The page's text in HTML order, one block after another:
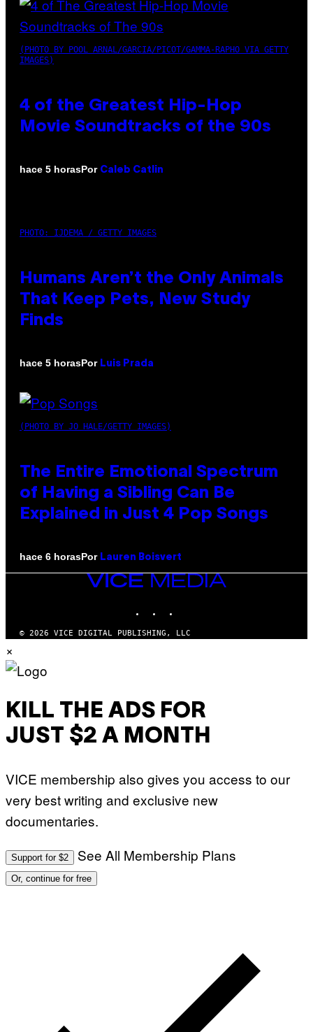
(PHOTO BY POOL ARNAL/GARCIA/PICOT/GAMMA-RAPHO VIA GETTY
IMAGES)
4 of the Greatest Hip-Hop
Movie Soundtracks of the 90s
hace 5 horasPor Caleb Catlin
PHOTO: IJDEMA / GETTY IMAGES
Humans Aren’t the Only Animals
That Keep Pets, New Study
Finds
hace 5 horasPor Luis Prada
(PHOTO BY JO HALE/GETTY IMAGES)
The Entire Emotional Spectrum
of Having a Sibling Can Be
Explained in Just 4 Pop Songs
hace 6 horasPor Lauren Boisvert
VICE
MEDIA
© 2026 VICE DIGITAL PUBLISHING, LLC
×
KILL THE ADS FOR
JUST $2 A MONTH
VICE membership also gives you access to our
very best writing and exclusive new
documentaries.
Support for $2 See All Membership Plans
Or, continue for free